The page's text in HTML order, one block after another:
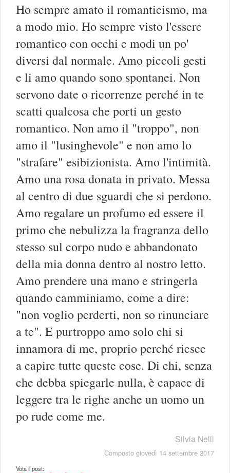
Ho sempre amato il romanticismo, ma
a modo mio. Ho sempre visto l'essere
romantico con occhi e modi un po'
diversi dal normale. Amo piccoli gesti
e li amo quando sono spontanei. Non
servono date o ricorrenze perché in te
scatti qualcosa che porti un gesto
romantico. Non amo il "troppo", non
amo il "lusinghevole" e non amo lo
"strafare" esibizionista. Amo l'intimità.
Amo una rosa donata in privato. Messa
al centro di due sguardi che si perdono.
Amo regalare un profumo ed essere il
primo che nebulizza la fragranza dello
stesso sul corpo nudo e abbandonato
della mia donna dentro al nostro letto.
Amo prendere una mano e stringerla
quando camminiamo, come a dire:
"non voglio perderti, non so rinunciare
a te". E purtroppo amo solo chi si
innamora di me, proprio perché riesce
a capire tutte queste cose. Di chi, senza
che debba spiegarle nulla, è capace di
leggere tra le righe anche un uomo un
po rude come me.
Silvia Nelli
Composto giovedì 14 settembre 2017
Vota il post: